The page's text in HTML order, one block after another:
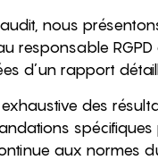
nous
responsable
d’un rapport
des
aux normes